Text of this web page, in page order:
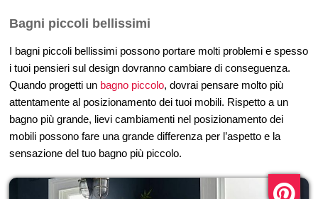
Bagni piccoli bellissimi
I bagni piccoli bellissimi possono portare molti problemi e spesso
i tuoi pensieri sul design dovranno cambiare di conseguenza.
Quando progetti un bagno piccolo, dovrai pensare molto più
attentamente al posizionamento dei tuoi mobili. Rispetto a un
bagno più grande, lievi cambiamenti nel posizionamento dei
mobili possono fare una grande differenza per l’aspetto e la
sensazione del tuo bagno più piccolo.